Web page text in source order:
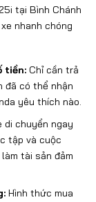
tại Bình Chánh
xe nhanh chóng
tiền: Chỉ cần trả
đã có thể nhận
yêu thích nào.
di chuyển ngay
tập và cuộc
làm tài sảnđảm
Hình thứcmua